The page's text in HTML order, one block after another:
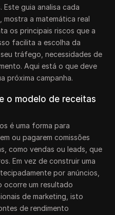
Este guia analisa cada
a matemática real
os principais riscos que a
facilita a escolha da
tráfego, necessidades de
Aqui está o que deve
próxima campanha.
o modelo de receitas
é uma forma para
ou pagarem comissões
como vendas ou leads, que
Em vez de construir uma
por anúncios,
ocorre um resultado
de marketing, isto
de rendimento